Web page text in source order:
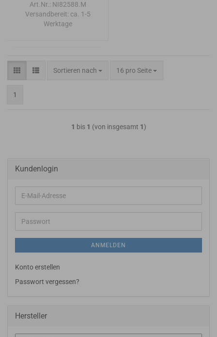
Art.Nr.: NI82588.M
Versandbereit: ca. 1-5
Werktage
Sortieren nach
Sortieren nach 16 pro Seite
pro Seite
1
1 bis 1 (von insgesamt 1)
Kundenlogin
E-
Mail-
Adresse
Passwort
ANMELDEN
Konto erstellen
Passwort vergessen?
Hersteller